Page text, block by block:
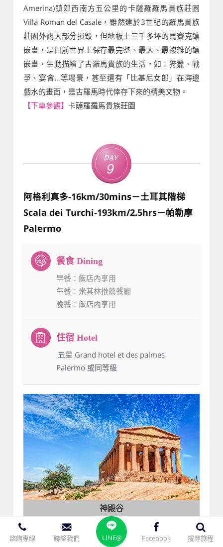
諮詢專線 聯絡我們 LINE@ Facebook 搜尋旅程
Amerina)鎮郊西南方五公里的卡薩羅羅馬貴族莊園
Villa Roman del Casale，雖然建於3世紀的羅馬貴族
莊園外觀大部分損毀，但地板上三千多坪的馬賽克鑲
嵌畫，是目前世界上保存最完整、最大、最複雜的鑲
嵌畫，生動描繪了古羅馬貴族的生活，如：狩獵、戰
爭、宴會…等場景，甚至還有「比基尼女郎」在海邊
戲水的畫面，是古羅馬時代倖存下來的精美文物。
【下車參觀】 卡薩羅羅馬貴族莊園
Day
9
阿格利真多-16km/30mins－土耳其階梯
Scala dei Turchi-193km/2.5hrs－帕勒摩
Palermo
早餐 ：飯店內享用
午餐 ：米其林推薦餐廳
晚餐 ：飯店內享用
：五星 Grand hotel et des palmes
Palermo 或同等級
神殿谷
阿格利真多Agrigento
早於西元6世紀即以希臘殖民地的考量而建立，曾被譽